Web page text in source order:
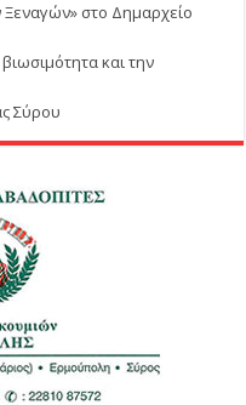
Ξεναγών» στο Δημαρχείο
και την
Σύρου